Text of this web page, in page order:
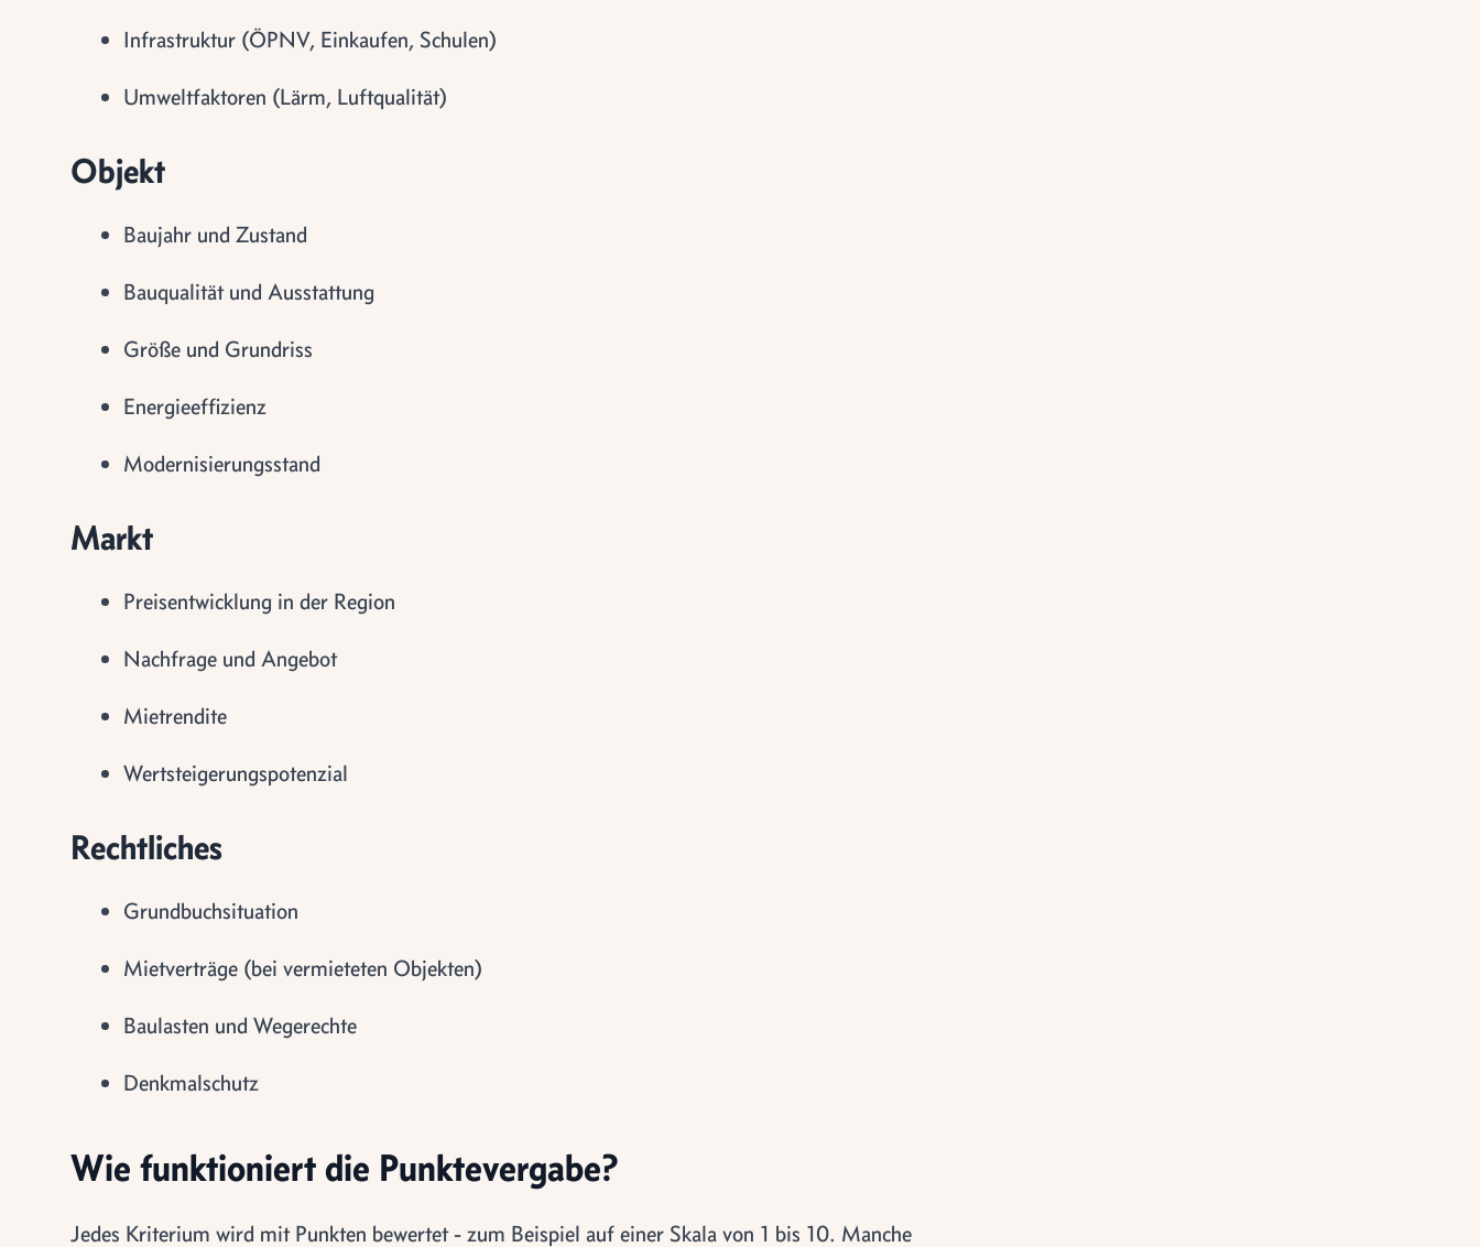
Infrastruktur (ÖPNV, Einkaufen, Schulen)
Umweltfaktoren (Lärm, Luftqualität)
Objekt
Baujahr und Zustand
Bauqualität und Ausstattung
Größe und Grundriss
Energieeffizienz
Modernisierungsstand
Markt
Preisentwicklung in der Region
Nachfrage und Angebot
Mietrendite
Wertsteigerungspotenzial
Rechtliches
Grundbuchsituation
Mietverträge (bei vermieteten Objekten)
Baulasten und Wegerechte
Denkmalschutz
Wie funktioniert die Punktevergabe?
Jedes Kriterium wird mit Punkten bewertet - zum Beispiel auf einer Skala von 1 bis 10. Manche